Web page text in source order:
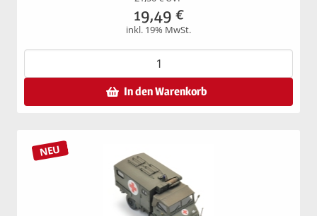
19,49 €
inkl. 19% MwSt.
In den Warenkorb
NEU